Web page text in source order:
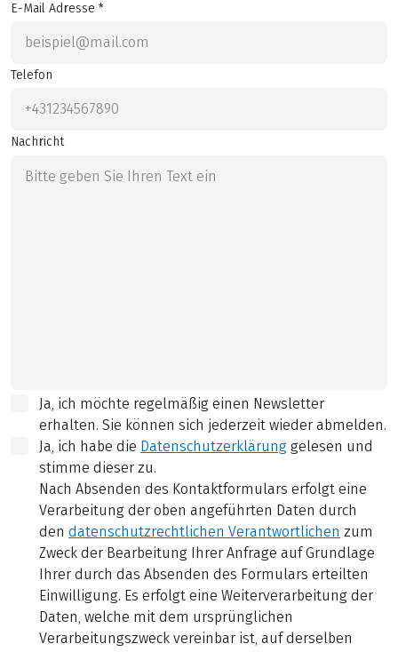
E-Mail Adresse *
Telefon
Nachricht
Ja, ich möchte regelmäßig einen Newsletter
erhalten. Sie können sich jederzeit wieder abmelden.
Ja, ich habe die Datenschutzerklärung gelesen und
stimme dieser zu.
Nach Absenden des Kontaktformulars erfolgt eine
Verarbeitung der oben angeführten Daten durch
den datenschutzrechtlichen Verantwortlichen zum
Zweck der Bearbeitung Ihrer Anfrage auf Grundlage
Ihrer durch das Absenden des Formulars erteilten
Einwilligung. Es erfolgt eine Weiterverarbeitung der
Daten, welche mit dem ursprünglichen
Verarbeitungszweck vereinbar ist, auf derselben